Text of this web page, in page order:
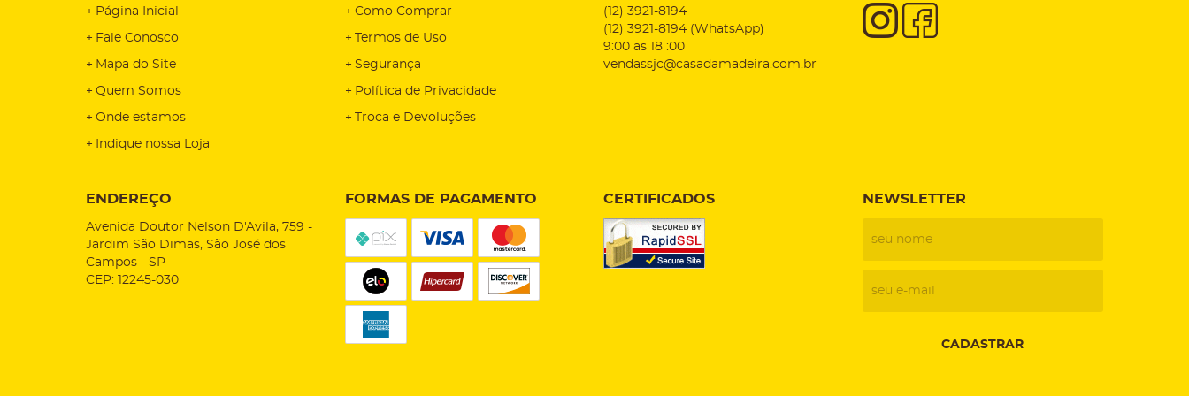
Página Inicial
Fale Conosco
Mapa do Site
Quem Somos
Onde estamos
Indique nossa Loja
Como Comprar
Termos de Uso
Segurança
Política de Privacidade
Troca e Devoluções
(12) 3921-8194
(12) 3921-8194 (WhatsApp)
9:00 as 18 :00
vendassjc@casadamadeira.com.br
ENDEREÇO
Avenida Doutor Nelson D'Avila, 759 -
Jardim São Dimas, São José dos
Campos - SP
CEP: 12245-030
FORMAS DE PAGAMENTO CERTIFICADOS NEWSLETTER
CADASTRAR